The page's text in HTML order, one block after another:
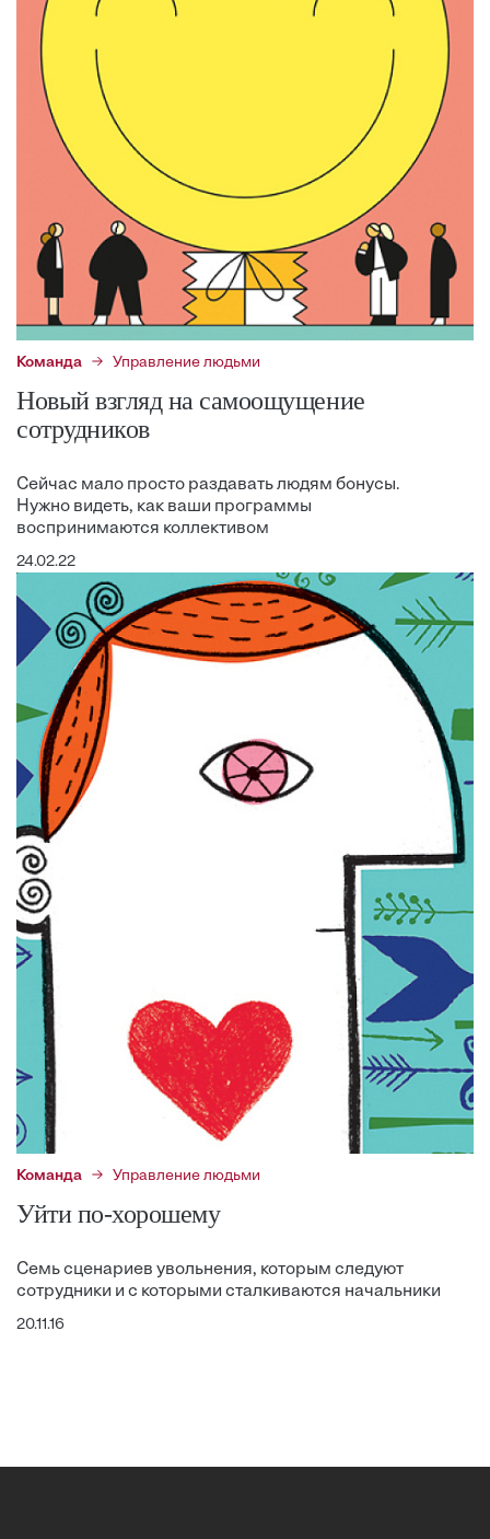
Команда Управление людьми
Новый взгляд на самоощущение
сотрудников
Сейчас мало просто раздавать людям бонусы.
Нужно видеть, как ваши программы
воспринимаются коллективом
24.02.22
Команда Управление людьми
Уйти по-хорошему
Семь сценариев увольнения, которым следуют
сотрудники и с которыми сталкиваются начальники
20.11.16